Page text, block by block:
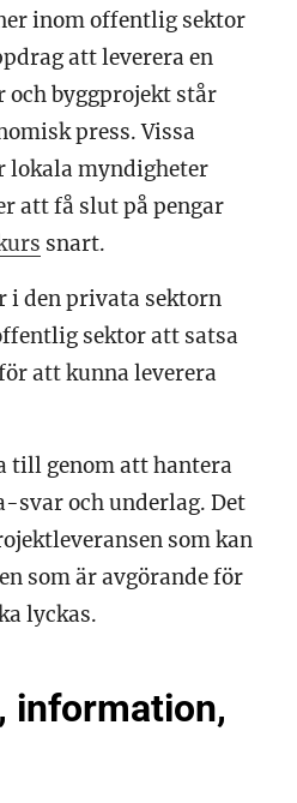
inom offentlig sektor
att leverera en
byggprojekt står
press. Vissa
myndigheter
att få slut på pengar
snart.
i den privata sektorn
sektor att satsa
att kunna leverera
till genom att hantera
svar och underlag. Det
som kan
som är avgörande för
lyckas.
information,